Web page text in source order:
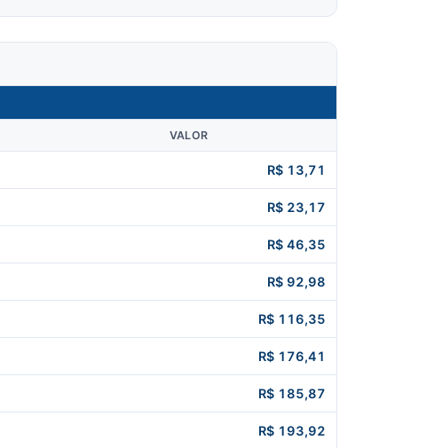
VALOR
R$ 13,71
R$ 23,17
R$ 46,35
R$ 92,98
R$ 116,35
R$ 176,41
R$ 185,87
R$ 193,92